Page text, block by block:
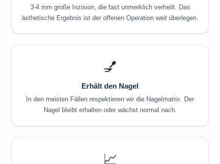
3-4 mm große Inzision, die fast unmerklich verheilt. Das
ästhetische Ergebnis ist der offenen Operation weit überlegen.
💅
Erhält den Nagel
In den meisten Fällen respektieren wir die Nagelmatrix. Der
Nagel bleibt erhalten oder wächst normal nach.
📈